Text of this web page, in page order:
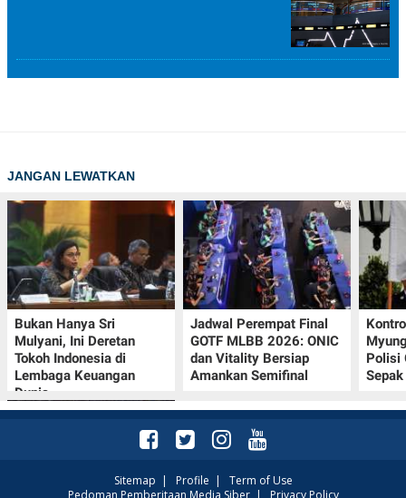
JANGAN LEWATKAN
Bukan Hanya Sri
Mulyani, Ini Deretan
Tokoh Indonesia di
Lembaga Keuangan
Dunia
Jadwal Perempat Final
GOTF MLBB 2026: ONIC
dan Vitality Bersiap
Amankan Semifinal
Polisi
Sitemap | Profile | Term of Use
Pedoman Pemberitaan Media Siber| Privacy Policy